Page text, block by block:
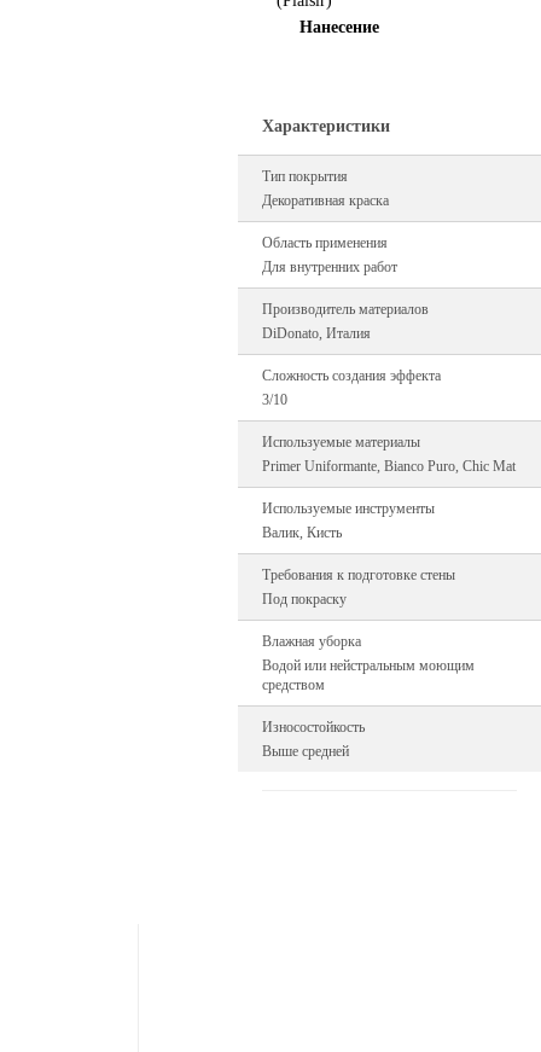
Нанесение
Характеристики
Тип покрытия
Декоративная краска
Область применения
Для внутренних работ
Производитель материалов
DiDonato, Италия
Сложность создания эффекта
3/10
Используемые материалы
Primer Uniformante, Bianco Puro, Chic Mat
Используемые инструменты
Валик, Кисть
Требования к подготовке стены
Под покраску
Влажная уборка
Водой или нейстральным моющим
средством
Износостойкость
Выше средней